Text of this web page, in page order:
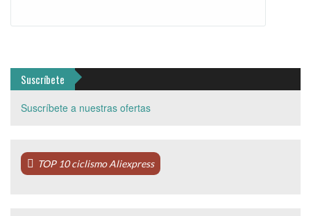
Suscríbete
Suscríbete a nuestras ofertas
TOP 10 ciclismo Aliexpress